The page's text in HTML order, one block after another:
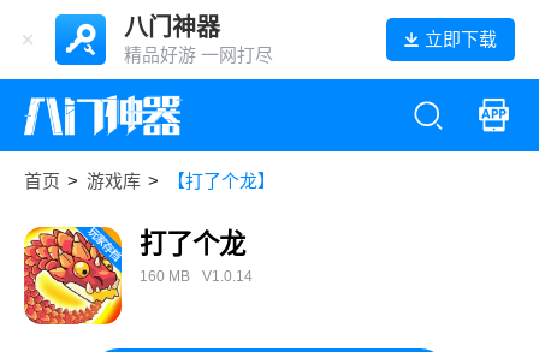
八门神器
精品好游 一网打尽
立即下载
首页 > 游戏库 > 【打了个龙】
打了个龙
160 MB V1.0.14